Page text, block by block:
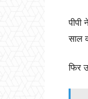
साल
फिर